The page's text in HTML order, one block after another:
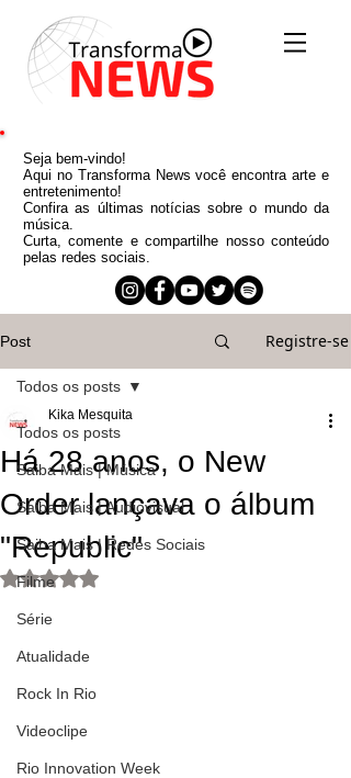
Seja bem-vindo!
Aqui no Transforma News você encontra arte e
entretenimento!
Confira as últimas notícias sobre o mundo da
música.
Curta, comente e compartilhe nosso conteúdo
pelas redes sociais.
Post Registre-se
Todos os posts
Saiba Mais | Música
Saiba Mais | Audiovisual
Saiba Mais | Redes Sociais
Filme
Série
Atualidade
Rock In Rio
Videoclipe
Rio Innovation Week
Todos os posts
Há 28 anos, o New
Order lançava o álbum
"Republic"
Kika Mesquita
Avaliado com NaN de 5 estrelas.